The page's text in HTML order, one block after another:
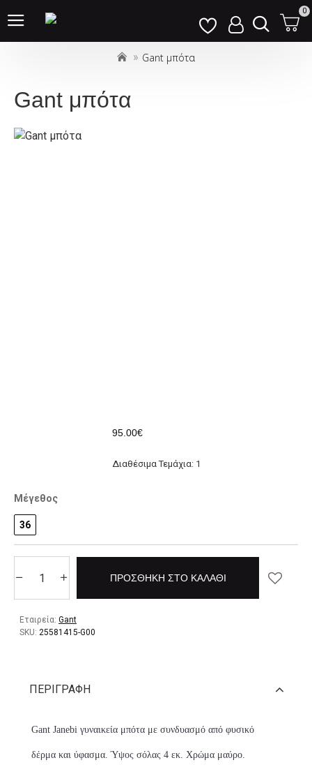
Αυτός
ο
ένα
σύστημα
προσβασιμότητας.
0
Gant μπότα
Gant μπότα
Εταιρεία: Gant
SKU: 25581415-G00
95.00€
Διαθέσιμα Τεμάχια: 1
Μέγεθος
36
ΠΡΟΣΘΉΚΗ ΣΤΟ ΚΑΛΆΘΙ
ΠΕΡΙΓΡΑΦΉ
Gant Janebi γυναικεία μπότα με συνδυασμό από φυσικό
δέρμα και ύφασμα. Ύψος σόλας 4 εκ. Χρώμα μαύρο.